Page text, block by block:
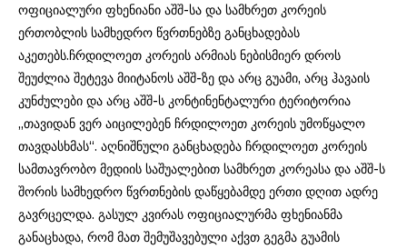
ოფიციალური ფხენიანი აშშ-სა და სამხრეთ კორეის
ერთობლის სამხედრო წვრთნებზე განცხადებას
აკეთებს.ჩრდილოეთ კორეის არმიას ნებისმიერ დროს
შეუძლია შეტევა მიიტანოს აშშ-ზე და არც გუამი, არც ჰავაის
კუნძულები და არც აშშ-ს კონტინენტალური ტერიტორია
„თავიდან ვერ აიცილებენ ჩრდილოეთ კორეის უმოწყალო
თავდასხმას“. აღნიშნული განცხადება ჩრდილოეთ კორეის
სამთავრობო მედიის საშუალებით სამხრეთ კორეასა და აშშ-ს
შორის სამხედრო წვრთნების დაწყებამდე ერთი დღით ადრე
გავრცელდა. გასულ კვირას ოფიციალურმა ფხენიანმა
განაცხადა, რომ მათ შემუშავებული აქვთ გეგმა გუამის